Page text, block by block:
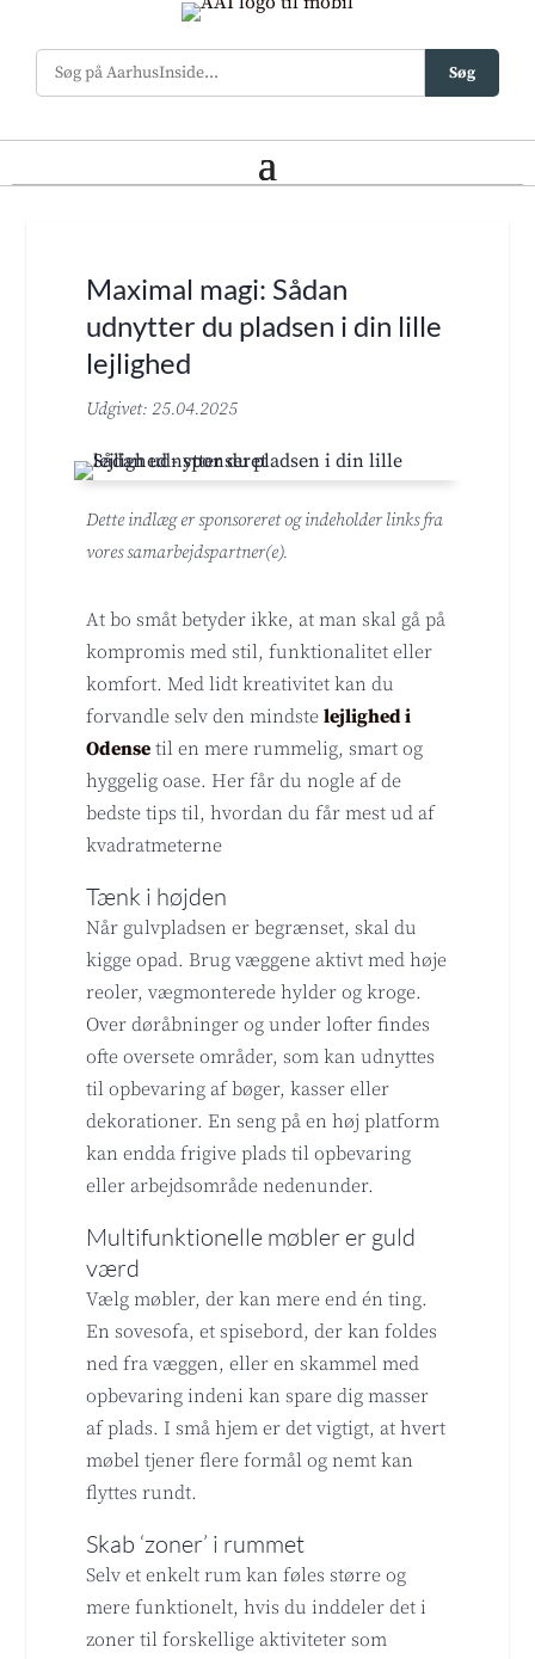
Søg
Maximal magi: Sådan
udnytter du pladsen i din lille
lejlighed
Udgivet: 25.04.2025
Dette indlæg er sponsoreret og indeholder links fra
vores samarbejdspartner(e).
At bo småt betyder ikke, at man skal gå på
kompromis med stil, funktionalitet eller
komfort. Med lidt kreativitet kan du
forvandle selv den mindstelejlighed i
Odense til en mere rummelig, smart og
hyggelig oase. Her får du nogle af de
bedste tips til, hvordan du får mest ud af
kvadratmeterne
Tænk i højden
Når gulvpladsen er begrænset, skal du
kigge opad. Brug væggene aktivt med høje
reoler, vægmonterede hylder og kroge.
Over døråbninger og under lofter findes
ofte oversete områder, som kan udnyttes
til opbevaring af bøger, kasser eller
dekorationer. En seng på en høj platform
kan endda frigive plads til opbevaring
eller arbejdsområde nedenunder.
Multifunktionelle møbler er guld
værd
Vælg møbler, der kan mere end én ting.
En sovesofa, et spisebord, der kan foldes
ned fra væggen, eller en skammel med
opbevaring indeni kan spare dig masser
af plads. I små hjem er det vigtigt, at hvert
møbel tjener flere formål og nemt kan
flyttes rundt.
Skab ‘zoner’ i rummet
Selv et enkelt rum kan føles større og
mere funktionelt, hvis du inddeler det i
zoner til forskellige aktiviteter som